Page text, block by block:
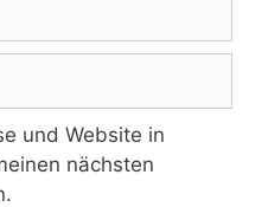
und Website in
nächsten